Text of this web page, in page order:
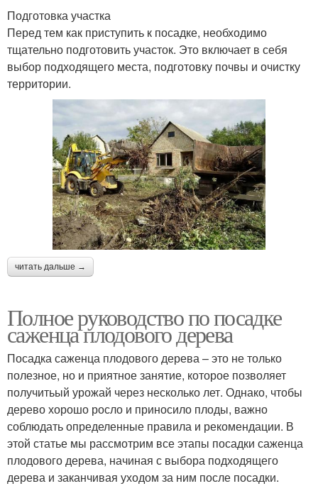
Подготовка участка
Перед тем как приступить к посадке, необходимо
тщательно подготовить участок. Это включает в себя
выбор подходящего места, подготовку почвы и очистку
территории.
читать дальше →
Полное руководство по посадке
саженца плодового дерева
Посадка саженца плодового дерева – это не только
полезное, но и приятное занятие, которое позволяет
получитьый урожай через несколько лет. Однако, чтобы
дерево хорошо росло и приносило плоды, важно
соблюдать определенные правила и рекомендации. В
этой статье мы рассмотрим все этапы посадки саженца
плодового дерева, начиная с выбора подходящего
дерева и заканчивая уходом за ним после посадки.